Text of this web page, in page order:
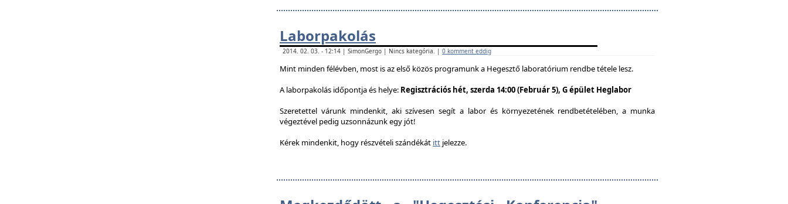
Laborpakolás
2014. 02. 03. - 12:14 | SimonGergo | Nincs kategória. | 0 komment eddig
Mint minden félévben, most is az első közös programunk a Hegesztő laboratórium rendbe tétele lesz.
A laborpakolás időpontja és helye: Regisztrációs hét, szerda 14:00 (Február 5), G épület Heglabor
Szeretettel várunk mindenkit, aki szívesen segít a labor és környezetének rendbetételében, a munka
végeztével pedig uzsonnázunk egy jót!
Kérek mindenkit, hogy részvételi szándékát itt jelezze.